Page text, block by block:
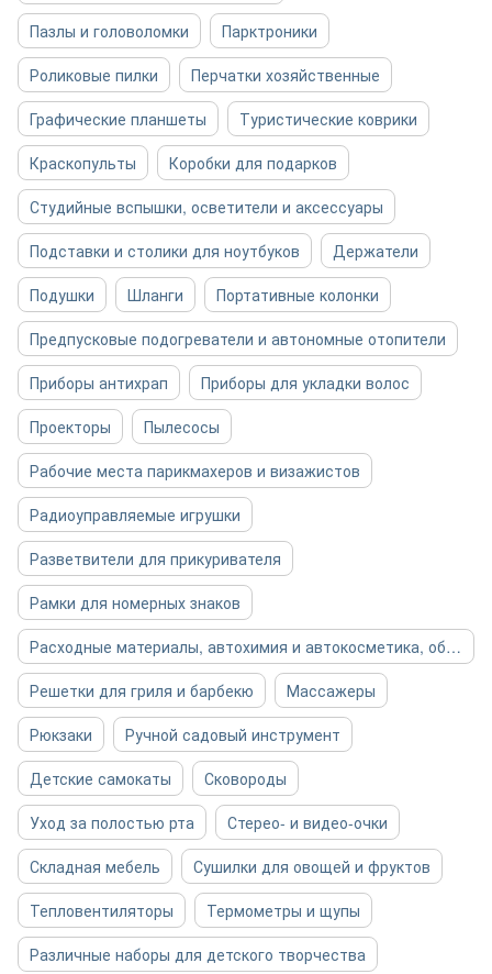
Пазлы и головоломки
Парктроники
Роликовые пилки
Перчатки хозяйственные
Графические планшеты
Туристические коврики
Краскопульты
Коробки для подарков
Студийные вспышки, осветители и аксессуары
Подставки и столики для ноутбуков
Держатели
Подушки
Шланги
Портативные колонки
Предпусковые подогреватели и автономные отопители
Приборы антихрап
Приборы для укладки волос
Проекторы
Пылесосы
Рабочие места парикмахеров и визажистов
Радиоуправляемые игрушки
Разветвители для прикуривателя
Рамки для номерных знаков
Расходные материалы, автохимия и автокосметика, общее
Решетки для гриля и барбекю
Массажеры
Рюкзаки
Ручной садовый инструмент
Детские самокаты
Сковороды
Уход за полостью рта
Стерео- и видео-очки
Складная мебель
Сушилки для овощей и фруктов
Тепловентиляторы
Термометры и щупы
Различные наборы для детского творчества